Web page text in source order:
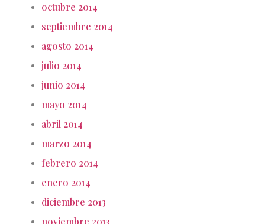
octubre 2014
septiembre 2014
agosto 2014
julio 2014
junio 2014
mayo 2014
abril 2014
marzo 2014
febrero 2014
enero 2014
diciembre 2013